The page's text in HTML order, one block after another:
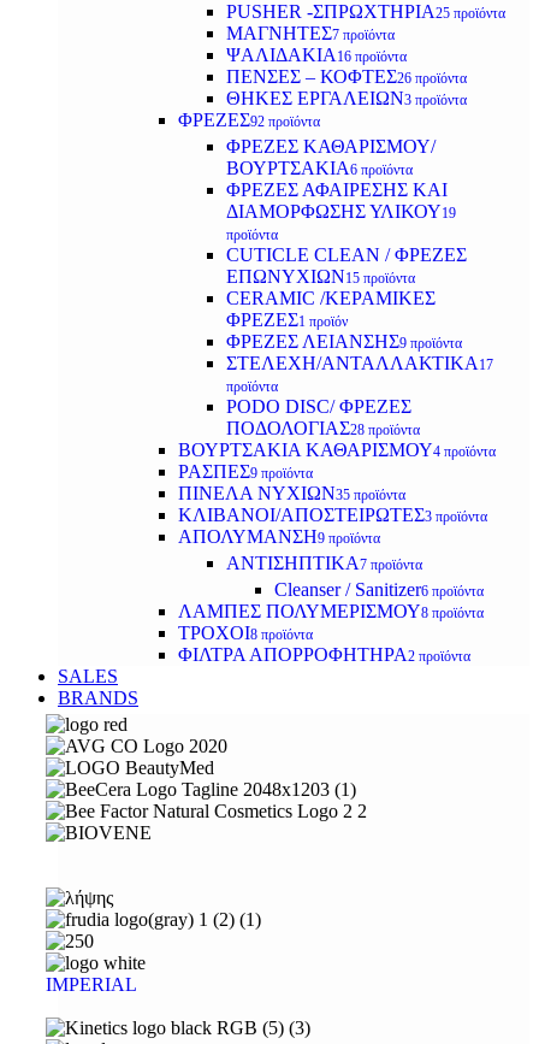
PUSHER -ΣΠΡΩΧΤΗΡΙΑ25 προϊόντα
ΜΑΓΝΗΤΕΣ7 προϊόντα
ΨΑΛΙΔΑΚΙΑ 16 προϊόντα
ΠΕΝΣΕΣ – ΚΟΦΤΕΣ26 προϊόντα
ΘΗΚΕΣ ΕΡΓΑΛΕΙΩΝ3 προϊόντα
ΦΡΕΖΕΣ92 προϊόντα
ΦΡΕΖΕΣ ΚΑΘΑΡΙΣΜΟΥ/
ΒΟΥΡΤΣΑΚΙΑ6 προϊόντα
ΦΡΕΖΕΣ ΑΦΑΙΡΕΣΗΣ ΚΑΙ
ΔΙΑΜΟΡΦΩΣΗΣ ΥΛΙΚΟΥ19
προϊόντα
CUTICLE CLEAN / ΦΡΕΖΕΣ
ΕΠΩΝΥΧΙΩΝ15 προϊόντα
CERAMIC /ΚΕΡΑΜΙΚΕΣ
ΦΡΕΖΕΣ1 προϊόν
ΦΡΕΖΕΣ ΛΕΙΑΝΣΗΣ9 προϊόντα
ΣΤΕΛΕΧΗ/ΑΝΤΑΛΛΑΚΤΙΚΑ 17
προϊόντα
PODO DISC/ ΦΡΕΖΕΣ
ΠΟΔΟΛΟΓΙΑΣ28 προϊόντα
ΒΟΥΡΤΣΑΚΙΑ ΚΑΘΑΡΙΣΜΟΥ4 προϊόντα
ΡΑΣΠΕΣ9 προϊόντα
ΠΙΝΕΛΑ ΝΥΧΙΩΝ35 προϊόντα
ΚΛΙΒΑΝΟΙ/ΑΠΟΣΤΕΙΡΩΤΕΣ3 προϊόντα
ΑΠΟΛΥΜΑΝΣΗ9 προϊόντα
ΑΝΤΙΣΗΠΤΙΚΑ7 προϊόντα
Cleanser / Sanitizer6 προϊόντα
ΛΑΜΠΕΣ ΠΟΛΥΜΕΡΙΣΜΟΥ8 προϊόντα
ΤΡΟΧΟΙ8 προϊόντα
ΦΙΛΤΡΑ ΑΠΟΡΡΟΦΗΤΗΡΑ2 προϊόντα
SALES
BRANDS
IMPERIAL